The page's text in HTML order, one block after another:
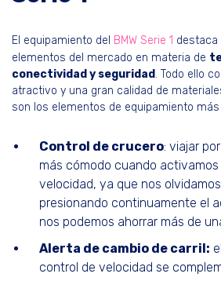
El equipamiento del BMW Serie 1 destaca
elementos del mercado en materia de
conectividad y seguridad. Todo ello
atractivo y una gran calidad de
son los elementos de equipamiento
Control de crucero: viajar
más cómodo cuando
velocidad, ya que nos
presionando continuamente el
nos podemos ahorrar más de
Alerta de cambio de carril:
control de velocidad se